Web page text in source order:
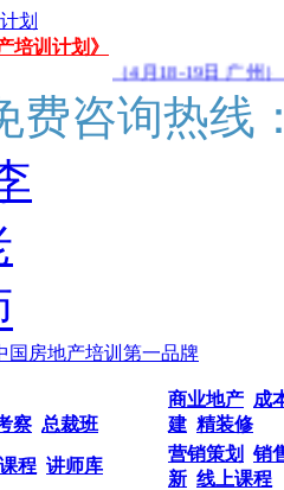
培训计划》
（4月18-19日 广州）
费咨询热线
察 总裁班
商业地产 成
建 精装修
程 讲师库
营销策划
销
新 线上课程